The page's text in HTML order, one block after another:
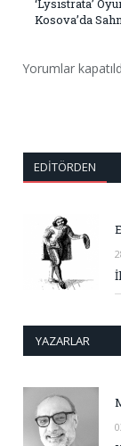
‘Lysistrata’
Kosova’da
Yorumlar
EDITÖRDEN
YAZARLAR